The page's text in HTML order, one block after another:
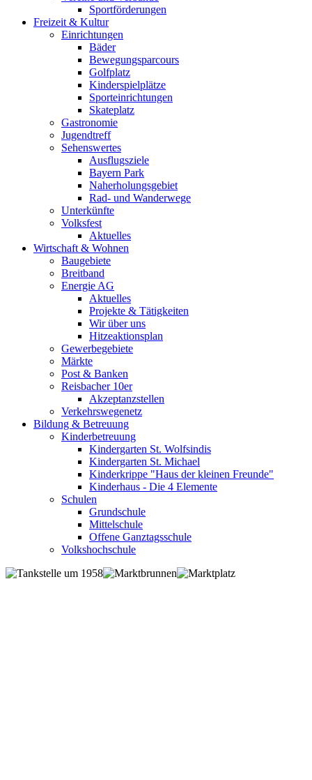
Sportförderungen
Freizeit & Kultur
Einrichtungen
Bäder
Bewegungsparcours
Golfplatz
Kinderspielplätze
Sporteinrichtungen
Skateplatz
Gastronomie
Jugendtreff
Sehenswertes
Ausflugsziele
Bayern Park
Naherholungsgebiet
Rad- und Wanderwege
Unterkünfte
Volksfest
Aktuelles
Wirtschaft & Wohnen
Baugebiete
Breitband
Energie AG
Aktuelles
Projekte & Tätigkeiten
Wir über uns
Hitzeaktionsplan
Gewerbegebiete
Märkte
Post & Banken
Reisbacher 10er
Akzeptanzstellen
Verkehrswegenetz
Bildung & Betreuung
Kinderbetreuung
Kindergarten St. Wolfsindis
Kindergarten St. Michael
Kinderkrippe "Haus der kleinen Freunde"
Kinderhaus - Die 4 Elemente
Schulen
Grundschule
Mittelschule
Offene Ganztagsschule
Volkshochschule